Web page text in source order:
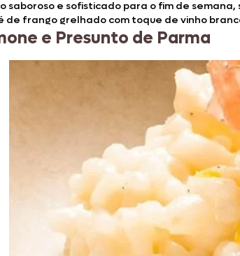
saboroso e sofisticado para o fim de
de frango grelhado com toque de vinho
e Presunto de Parma